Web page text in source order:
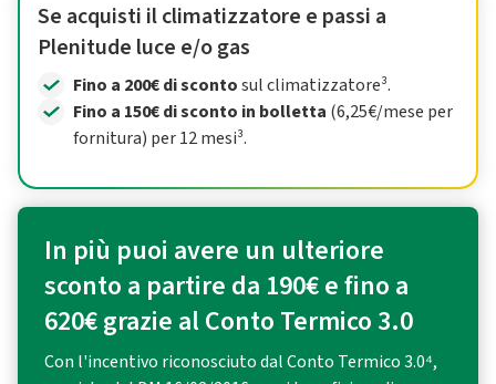
Se acquisti il climatizzatore e passi a
Plenitude luce e/o gas
Fino a 200€ di scontosul climatizzatore³.
Fino a 150€ di sconto in bolletta (6,25€/mese per
fornitura) per 12 mesi³.
In più puoi avere un ulteriore
sconto a partire da 190€ e fino a
620€ grazie al Conto Termico 3.0
Con l'incentivo riconosciuto dal Conto Termico 3.0⁴,